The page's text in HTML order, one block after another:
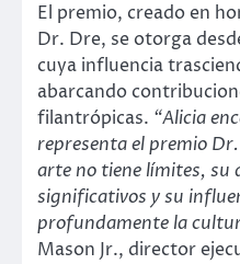
El premio, creado en
Dr. Dre, se otorga
cuya influencia
abarcando
filantrópicas. “Alicia
representa el premio
arte no tiene límites, su
significativos y su
profundamente la
Mason Jr., director